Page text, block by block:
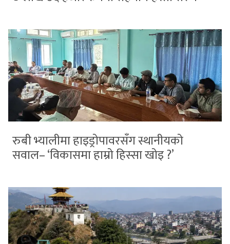
रुबी भ्यालीमा हाइड्रोपावरसँग स्थानीयको
सवाल– ‘विकासमा हाम्रो हिस्सा खोइ ?’